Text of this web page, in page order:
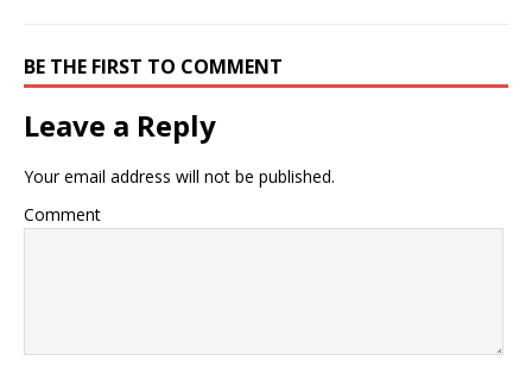
BE THE FIRST TO COMMENT
Leave a Reply
Your email address will not be published.
Comment